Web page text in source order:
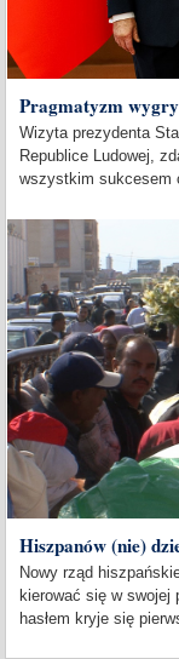
Pragmatyzm
Wizyta prezydenta
Republice Ludowej,
wszystkim sukcesem
Hiszpanów (nie)
Nowy rząd
kierować się w swojej
hasłem kryje się